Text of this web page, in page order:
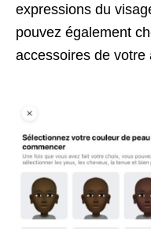
expressions du
pouvez également
accessoires de votre